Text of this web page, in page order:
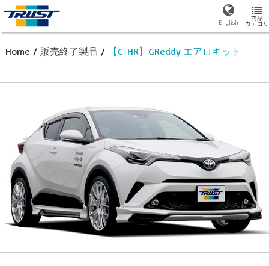
English 商品
カテゴリ
Home / 販売終了製品 / 【C-HR】GReddy エアロキット